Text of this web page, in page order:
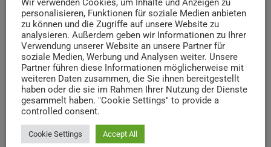
NEWS
Vorschläge für die „Trierer Rede“ gesucht
Wir verwenden Cookies, um Inhalte und Anzeigen zu
personalisieren, Funktionen für soziale Medien anbieten
zu können und die Zugriffe auf unsere Website zu
analysieren. Außerdem geben wir Informationen zu Ihrer
Verwendung unserer Website an unsere Partner für
soziale Medien, Werbung und Analysen weiter. Unsere
Partner führen diese Informationen möglicherweise mit
weiteren Daten zusammen, die Sie ihnen bereitgestellt
haben oder die sie im Rahmen Ihrer Nutzung der Dienste
gesammelt haben. "Cookie Settings" to provide a
controlled consent.
Cookie Settings Accept All